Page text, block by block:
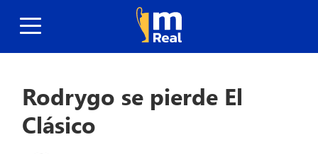
Rodrygo se pierde El
Clásico